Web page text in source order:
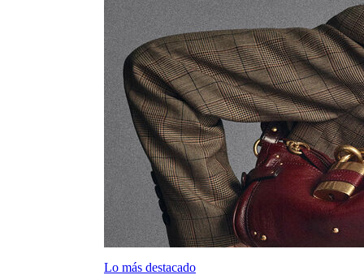
Lo más destacado